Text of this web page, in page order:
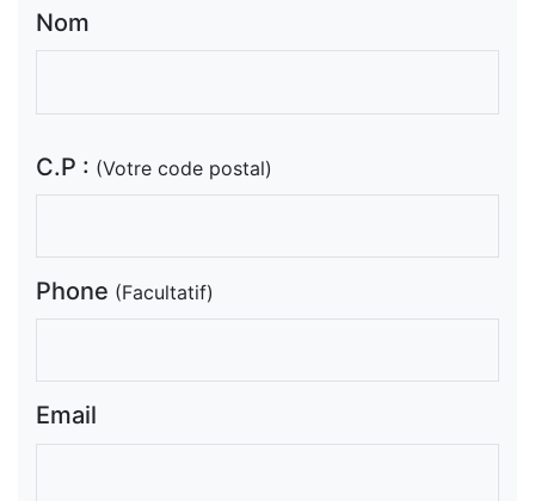
Nom
C.P : (Votre code postal)
Phone (Facultatif)
Email